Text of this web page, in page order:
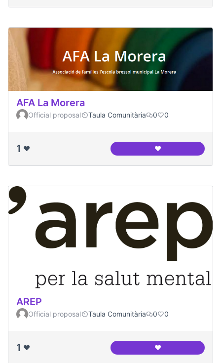
AFA La Morera
Official proposal Taula Comunitària 0 0
1 ❤️ ❤️AFA La Morera
AREP
Official proposal Taula Comunitària 0 0
1 ❤️ ❤️AREP